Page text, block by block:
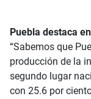
Puebla destaca
“Sabemos que
producción de la
segundo lugar
con 25.6 por